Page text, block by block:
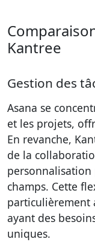
Kantree
Gestion des
Asana se
et les projets,
En revanche,
de la
personnalisation
champs. Cette
particulièrement
ayant des
uniques.